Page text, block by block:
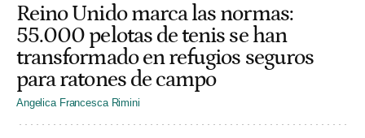
Reino Unido marca las normas:
55.000 pelotas de tenis se han
transformado en refugios seguros
para ratones de campo
Angelica Francesca Rimini